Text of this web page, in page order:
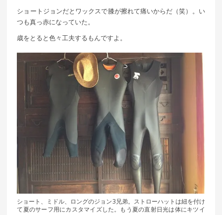
ショートジョンだとワックスで膝が擦れて痛いからだ（笑）。い
つも真っ赤になっていた。
歳をとると色々工夫するもんですよ。
ショート、ミドル、ロングのジョン3兄弟。ストローハットは紐を付け
て夏のサーフ用にカスタマイズした。もう夏の直射日光は体にキツイ